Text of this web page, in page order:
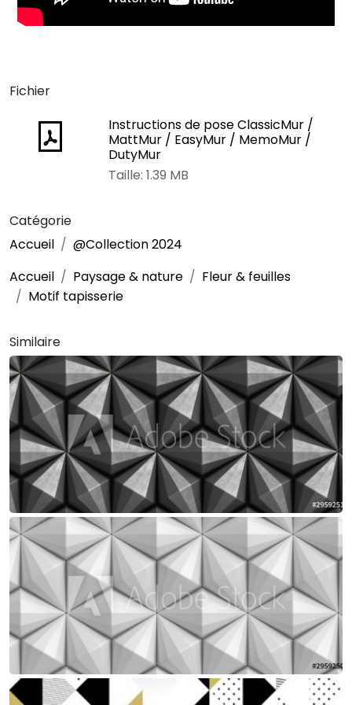
Fichier
Instructions de pose ClassicMur /
MattMur / EasyMur / MemoMur /
DutyMur
Taille: 1.39 MB
Catégorie
Accueil
@Collection 2024
Accueil
Paysage & nature
Fleur & feuilles
Motif tapisserie
Similaire